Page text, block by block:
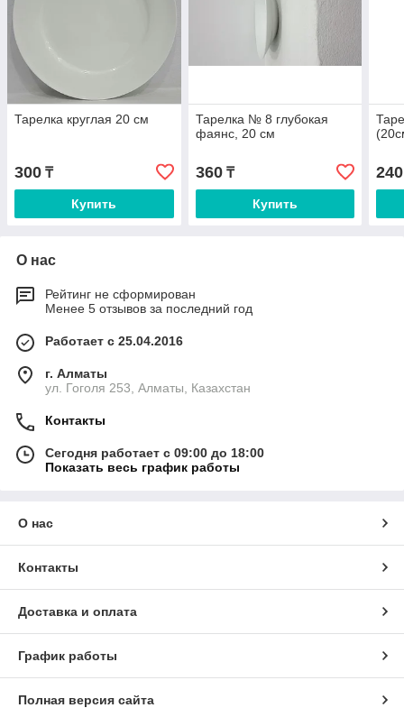
Тарелка круглая 20 см
300 ₸
Купить
Тарелка № 8 глубокая
фаянс, 20 см
360₸
Купить
240
О нас
Рейтинг не сформирован
Менее 5 отзывов за последний год
Работает с 25.04.2016
г. Алматы
ул. Гоголя 253, Алматы, Казахстан
Контакты
Сегодня работает с 09:00 до 18:00
Показать весь график работы
О нас
Контакты
Доставка и оплата
График работы
Полная версия сайта